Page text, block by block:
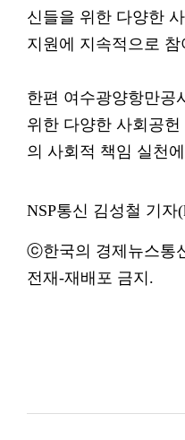
신들을 위한 다양한
지원에 지속적으로
한편 여수광양항만공
위한 다양한 사회공
의 사회적 책임 실천
NSP통신 김성철 기자
ⓒ한국의 경제뉴스통
전재-재배포 금지.